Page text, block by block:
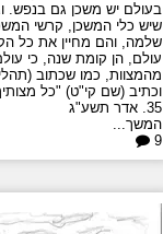
בעולם יש משכן גם בנפש.
שיש כלי המשכן, קרשי
שלמה, והם מחיין את כל
עולם, הן קומת שנה, כי
מהמצוות, כמו שכתוב
וכתיב (שם קי"ט) "כל
35. אדר תשע"ג
המשך...
9